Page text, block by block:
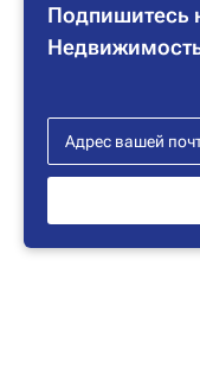
Подпишитесь